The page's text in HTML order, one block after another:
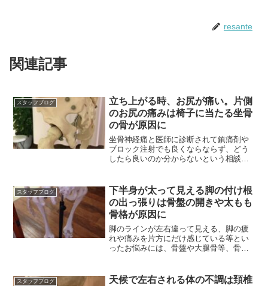
resante
関連記事
スタッフブログ
立ち上がる時、お尻が痛い。片側
のお尻の痛みは椅子に当たる坐骨
の骨が原因に
坐骨神経痛と医師に診断されて鎮痛剤や
ブロック注射でも良くならならず、どう
したら良いのか分からないという相談は
スタッフブログ
下半身が太って見える脚の付け根
の出っ張りは骨盤の開きや太もも
骨格が原因に
脚のラインが左右違って見える、脚の疲
れや痛みを片方にだけ感じている等とい
ったお悩みには、骨盤や大腿骨等、骨格
スタッフブログ
天候で左右される体の不調は頚椎